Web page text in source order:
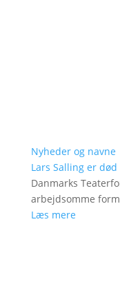
Nyheder og navne
Lars Salling er død
Danmarks
arbejdsomme
Læs mere